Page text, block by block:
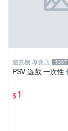
遊戲機 專賣店 5387
PSV 遊戲 一次性
$1